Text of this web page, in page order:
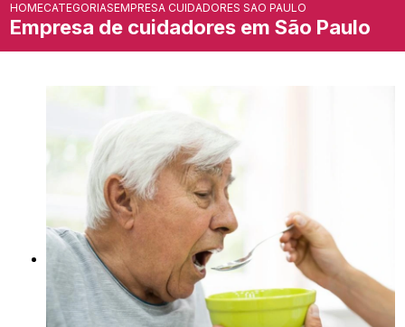
HOMECATEGORIASEMPRESA CUIDADORES SAO PAULO
Empresa de cuidadores em São Paulo